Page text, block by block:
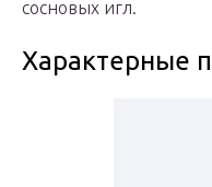
сосновых игл.
Характерные